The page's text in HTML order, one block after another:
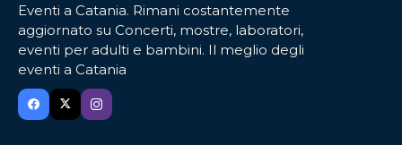
Eventi a Catania. Rimani costantemente
aggiornato su Concerti, mostre, laboratori,
eventi per adulti e bambini. Il meglio degli
eventi a Catania